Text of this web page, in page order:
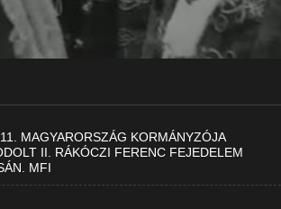
MAGYARORSZÁG KORMÁNYZÓJA
II. RÁKÓCZI FERENC FEJEDELEM
MFI